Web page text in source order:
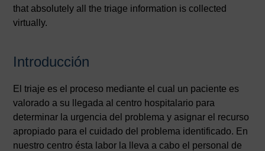
that absolutely all the triage information is collected
virtually.
Introducción
El triaje es el proceso mediante el cual un paciente es
valorado a su llegada al centro hospitalario para
determinar la urgencia del problema y asignar el recurso
apropiado para el cuidado del problema identificado. En
nuestro centro ésta labor la lleva a cabo el personal de